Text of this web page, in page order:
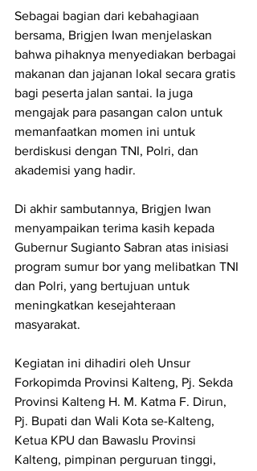
Sebagai bagian dari kebahagiaan
bersama, Brigjen Iwan menjelaskan
bahwa pihaknya menyediakan berbagai
makanan dan jajanan lokal secara gratis
bagi peserta jalan santai. Ia juga
mengajak para pasangan calon untuk
memanfaatkan momen ini untuk
berdiskusi dengan TNI, Polri, dan
akademisi yang hadir.
Di akhir sambutannya, Brigjen Iwan
menyampaikan terima kasih kepada
Gubernur Sugianto Sabran atas inisiasi
program sumur bor yang melibatkan TNI
dan Polri, yang bertujuan untuk
meningkatkan kesejahteraan
masyarakat.
Kegiatan ini dihadiri oleh Unsur
Forkopimda Provinsi Kalteng, Pj. Sekda
Provinsi Kalteng H. M. Katma F. Dirun,
Pj. Bupati dan Wali Kota se-Kalteng,
Ketua KPU dan Bawaslu Provinsi
Kalteng, pimpinan perguruan tinggi,